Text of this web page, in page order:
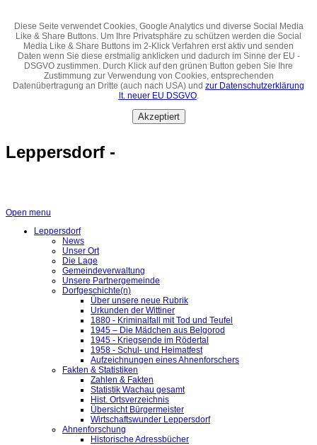
Diese Seite verwendet Cookies, Google Analytics und diverse Social Media
Like & Share Buttons. Um Ihre Privatsphäre zu schützen werden die Social
Media Like & Share Buttons im 2-Klick Verfahren erst aktiv und senden
Daten wenn Sie diese erstmalig anklicken und dadurch im Sinne der EU -
DSGVO zustimmen. Durch Klick auf den grünen Button geben Sie Ihre
Zustimmung zur Verwendung von Cookies, entsprechenden
Datenübertragung an Dritte (auch nach USA) und zur Datenschutzerklärung
lt. neuer EU DSGVO.
Akzeptiert
Leppersdorf -
Open menu
Leppersdorf
News
Unser Ort
Die Lage
Gemeindeverwaltung
Unsere Partnergemeinde
Dorfgeschichte(n)
Über unsere neue Rubrik
Urkunden der Wittiner
1880 - Kriminalfall mit Tod und Teufel
1945 – Die Mädchen aus Belgorod
1945 - Kriegsende im Rödertal
1958 - Schul- und Heimatfest
Aufzeichnungen eines Ahnenforschers
Fakten & Statistiken
Zahlen & Fakten
Statistik Wachau gesamt
Hist. Ortsverzeichnis
Übersicht Bürgermeister
Wirtschaftswunder Leppersdorf
Ahnenforschung
Historische Adressbücher